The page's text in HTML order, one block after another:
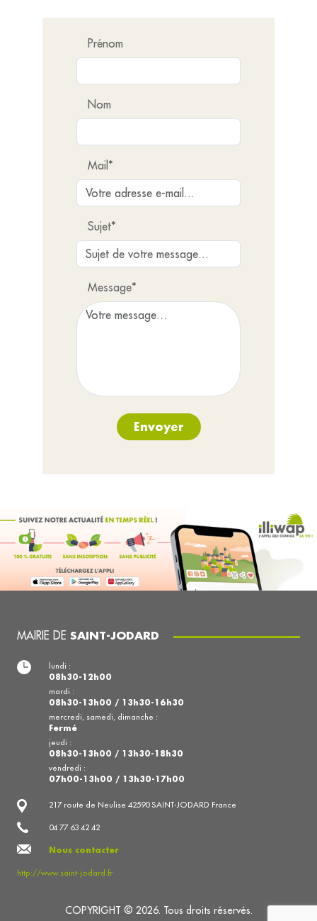
Prénom
Nom
Mail*
Sujet*
Message*
Envoyer
MAIRIE DE SAINT-JODARD
217 route de Neulise 42590 SAINT-JODARD France
04 77 63 42 42
Nous contacter
http://www.saint-jodard.fr
lundi :
08h30-12h00
mardi :
08h30-13h00 / 13h30-16h30
mercredi, samedi, dimanche :
Fermé
jeudi :
08h30-13h00 / 13h30-18h30
vendredi :
07h00-13h00 / 13h30-17h00
COPYRIGHT © 2026. Tous droits réservés.